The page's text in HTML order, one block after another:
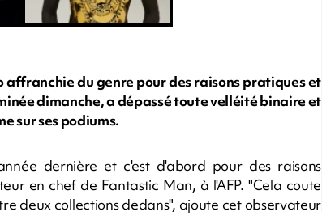
du genre pour des raisons pratiques et
dimanche, a dépassé toute velléité binaire et
sur ses podiums.
dernière et c'est d'abord pour des raisons
en chef de Fantastic Man, à l'AFP. "Cela coute
deux collections dedans", ajoute cet observateur